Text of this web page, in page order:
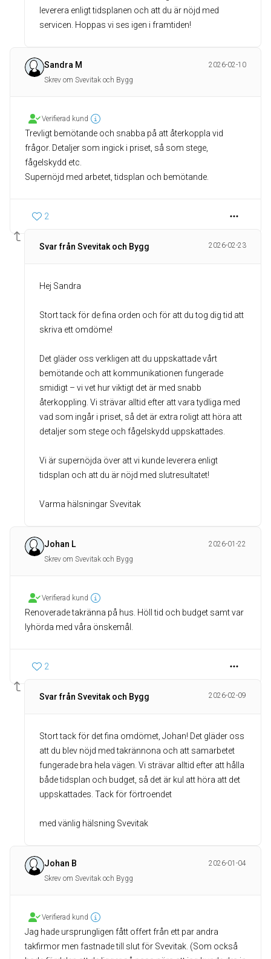
leverera enligt tidsplanen och att du är nöjd med
servicen. Hoppas vi ses igen i framtiden!
Sandra M
2026-02-10
Skrev om Svevitak och Bygg
Verifierad kund
Trevligt bemötande och snabba på att återkoppla vid
frågor. Detaljer som ingick i priset, så som stege,
fågelskydd etc.
Supernöjd med arbetet, tidsplan och bemötande.
2
Svar från Svevitak och Bygg 2026-02-23
Hej Sandra
Stort tack för de fina orden och för att du tog dig tid att
skriva ett omdöme!
Det gläder oss verkligen att du uppskattade vårt
bemötande och att kommunikationen fungerade
smidigt – vi vet hur viktigt det är med snabb
återkoppling. Vi strävar alltid efter att vara tydliga med
vad som ingår i priset, så det är extra roligt att höra att
detaljer som stege och fågelskydd uppskattades.
Vi är supernöjda över att vi kunde leverera enligt
tidsplan och att du är nöjd med slutresultatet!
Varma hälsningar Svevitak
Johan L
2026-01-22
Skrev om Svevitak och Bygg
Verifierad kund
Renoverade takränna på hus. Höll tid och budget samt var
lyhörda med våra önskemål.
2
Svar från Svevitak och Bygg 2026-02-09
Stort tack för det fina omdömet, Johan! Det gläder oss
att du blev nöjd med takrännona och att samarbetet
fungerade bra hela vägen. Vi strävar alltid efter att hålla
både tidsplan och budget, så det är kul att höra att det
uppskattades. Tack för förtroendet
med vänlig hälsning Svevitak
Johan B
2026-01-04
Skrev om Svevitak och Bygg
Verifierad kund
Jag hade ursprungligen fått offert från ett par andra
takfirmor men fastnade till slut för Svevitak. (Som också